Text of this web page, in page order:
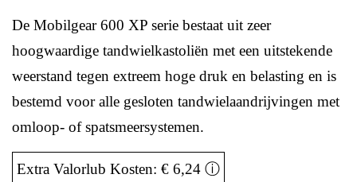
De Mobilgear 600 XP serie bestaat uit zeer
hoogwaardige tandwielkastoliën met een uitstekende
weerstand tegen extreem hoge druk en belasting en is
bestemd voor alle gesloten tandwielaandrijvingen met
omloop- of spatsmeersystemen.
Extra Valorlub Kosten: € 6,24 ⓘ